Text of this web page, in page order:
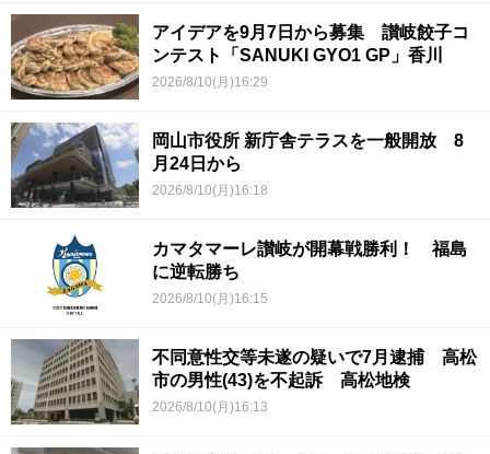
アイデアを9月7日から募集 讃岐餃子コ
ンテスト「SANUKI GYO1 GP」香川
2026/8/10(月)16:29
岡山市役所 新庁舎テラスを一般開放 8
月24日から
2026/8/10(月)16:18
カマタマーレ讃岐が開幕戦勝利！ 福島
に逆転勝ち
2026/8/10(月)16:15
不同意性交等未遂の疑いで7月逮捕 高松
市の男性(43)を不起訴 高松地検
2026/8/10(月)16:13